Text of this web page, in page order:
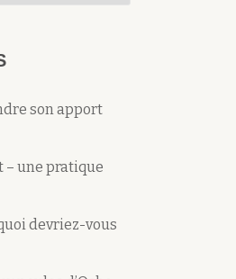
son apport
– une pratique
devriez-vous